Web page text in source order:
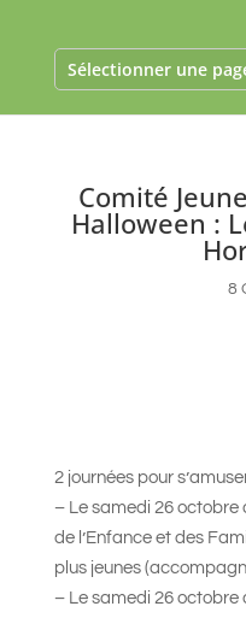
Sélectionner une
Comité
Halloween :
8
2 journées pour
– Le samedi 26 octobre
de l’Enfance et des
plus jeunes
– Le samedi 26 octobre